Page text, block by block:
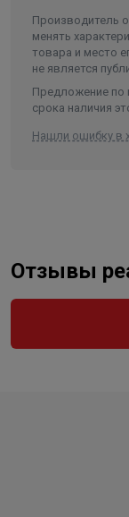
Рабочая температура
Максимальная
способность
Длина в упаковке,
Ширина в упаковке,
Производитель
менять
товара и место
не является
Предложение по
срока наличия
Нашли ошибку в
Отзывы